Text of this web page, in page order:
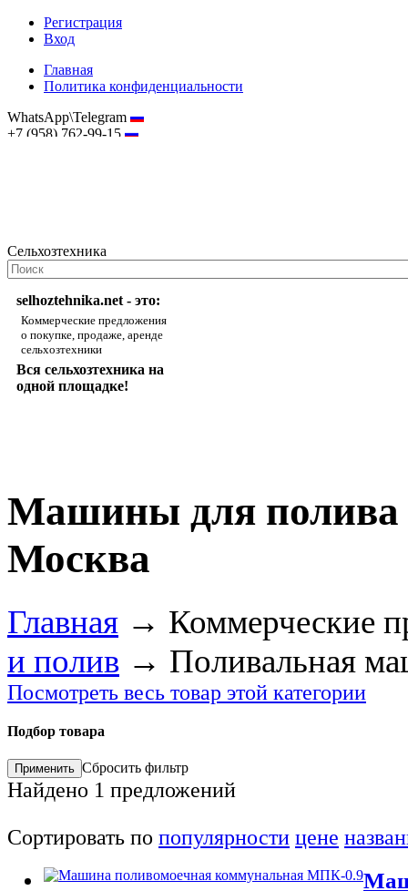
Регистрация
Вход
Главная
Политика конфиденциальности
WhatsApp\Telegram
+7 (958) 762-99-15
Сельхозтехника
selhoztehnika.net - это:
Коммерческие предложения
о покупке, продаже, аренде
сельхозтехники
Вся сельхозтехника на
одной площадке!
Машины для полива
Москва
Главная → Коммерческие
и полив → Поливальная
Посмотреть весь товар этой категории
Подбор товара
Сбросить фильтр
Найдено 1 предложений
Сортировать по популярности цене